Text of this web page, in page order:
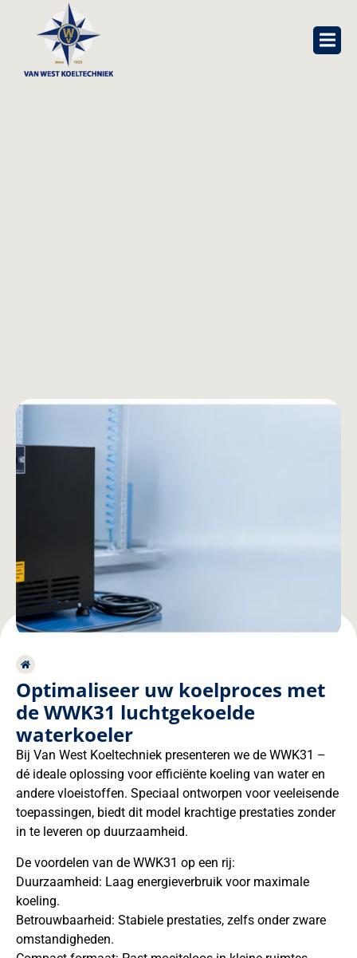
Optimaliseer uw koelproces met
de WWK31 luchtgekoelde
waterkoeler
Bij Van West Koeltechniek presenteren we de WWK31 –
dé ideale oplossing voor efficiënte koeling van water en
andere vloeistoffen. Speciaal ontworpen voor veeleisende
toepassingen, biedt dit model krachtige prestaties zonder
in te leveren op duurzaamheid.
De voordelen van de WWK31 op een rij:
Duurzaamheid: Laag energieverbruik voor maximale
koeling.
Betrouwbaarheid: Stabiele prestaties, zelfs onder zware
omstandigheden.